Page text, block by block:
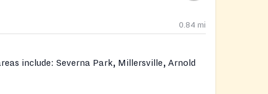
0.84 mi
include: Severna Park, Millersville, Arnold